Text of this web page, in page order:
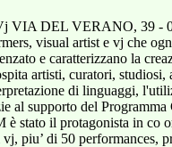
VIA DEL VERANO, 39
visual artist e vj che
e caratterizzano la
artisti, curatori, studiosi,
di linguaggi,
al supporto del
stato il protagonista in co
piu’ di 50 performances,